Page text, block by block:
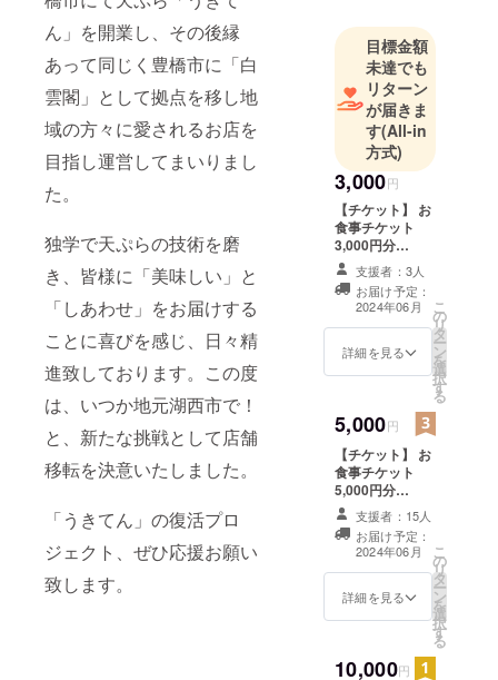
ん」を開業し、その後縁
あって同じく豊橋市に「白
雲閣」として拠点を移し地
域の方々に愛されるお店を
目指し運営してまいりまし
た。
独学で天ぷらの技術を磨
き、皆様に「美味しい」と
「しあわせ」をお届けする
ことに喜びを感じ、日々精
進致しております。この度
は、いつか地元湖西市で！
と、新たな挑戦として店舗
移転を決意いたしました。
「うきてん」の復活プロ
ジェクト、ぜひ応援お願い
致します。
目標金額
未達でも
リターン
が届きま
す(All-in
方式)
3,000円
【チケット】 お
食事チケット
3,000円分
（1,000円×3
枚） ・当店での
ご飲食又は商品
購入にご利用い
ただけます。1枚
ずつの利用が可
能です。 ・現金
はでません。 ・
初回来店時にお
渡しいたしま
す。スタッフに
クラウドファン
ディングで支援
をした旨をお声
掛けください。
2026年5月末日
までの2年間
セージ】 感謝の
気持ちを込め
支援者：3人
お届け予定：
2024年06月
詳細を見る
こ
の
リ
タ
ー
ン
を
選
択
す
る
5,000円
【チケット】 お
食事チケット
5,000円分
（1,000円×5
枚） ・当店での
ご飲食又は商品
購入にご利用い
ただけます。1枚
ずつの利用が可
能です。 ・現金
はでません。 ・
支援者：15人
お届け予定：
2024年06月
詳細を見る
こ
の
リ
タ
ー
ン
を
選
択
す
る
10,000円